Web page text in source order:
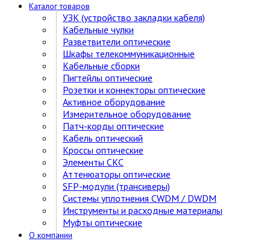
Каталог товаров
УЗК (устройство закладки кабеля)
Кабельные чулки
Разветвители оптические
Шкафы телекоммуникационные
Кабельные сборки
Пигтейлы оптические
Розетки и коннекторы оптические
Активное оборудование
Измерительное оборудование
Патч-корды оптические
Кабель оптический
Кроссы оптические
Элементы СКС
Аттенюаторы оптические
SFP-модули (трансиверы)
Cистемы уплотнения CWDM / DWDM
Инструменты и расходные материалы
Муфты оптические
О компании